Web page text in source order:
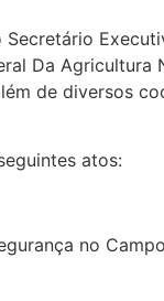
Da
de diversos
atos:
no